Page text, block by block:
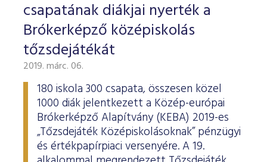
csapatának diákjai nyerték a
Brókerképző középiskolás
tőzsdejátékát
2019. márc. 06.
180 iskola 300 csapata, összesen közel
1000 diák jelentkezett a Közép-európai
Brókerképző Alapítvány (KEBA) 2019-es
„Tőzsdejáték Középiskolásoknak” pénzügyi
és értékpapírpiaci versenyére. A 19.